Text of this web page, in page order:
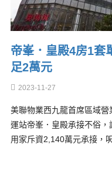
帝峯．皇殿4房1套
足2萬元
2023-11-27
美聯物業西九龍首席區域
運站帝峯．皇殿承接不俗
用家斥資2,140萬元承接，